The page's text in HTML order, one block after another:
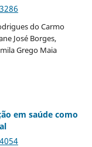
do Carmo
José Borges,
Grego Maia
em saúde como